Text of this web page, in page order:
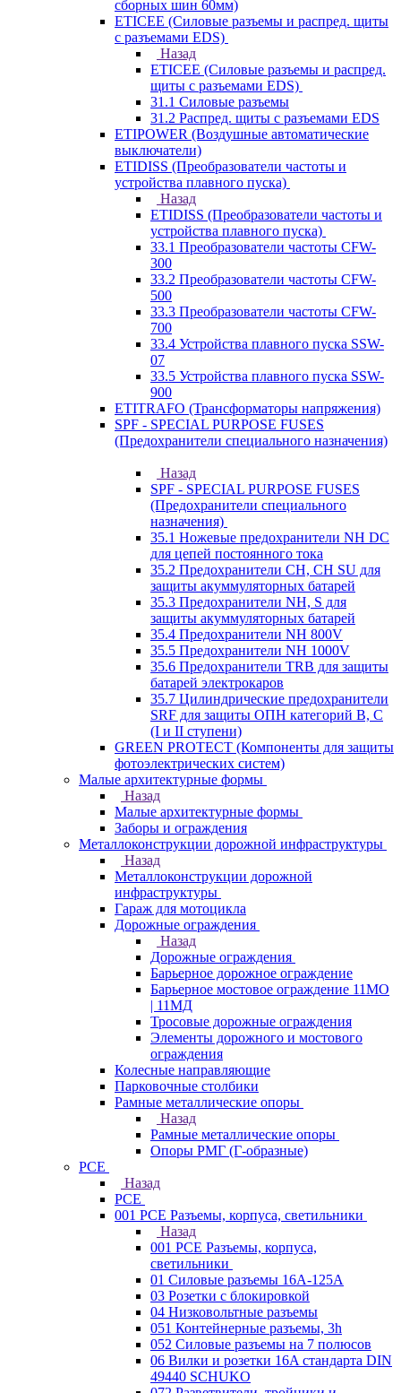
сборных шин 60мм)
ETICEE (Силовые разъемы и распред. щиты
с разъемами EDS)
Назад
ETICEE (Силовые разъемы и распред.
щиты с разъемами EDS)
31.1 Силовые разъемы
31.2 Распред. щиты с разъемами EDS
ETIPOWER (Воздушные автоматические
выключатели)
ETIDISS (Преобразователи частоты и
устройства плавного пуска)
Назад
ETIDISS (Преобразователи частоты и
устройства плавного пуска)
33.1 Преобразователи частоты CFW-
300
33.2 Преобразователи частоты CFW-
500
33.3 Преобразователи частоты CFW-
700
33.4 Устройства плавного пуска SSW-
07
33.5 Устройства плавного пуска SSW-
900
ETITRAFO (Трансформаторы напряжения)
SPF - SPECIAL PURPOSE FUSES
(Предохранители специального назначения)
Назад
SPF - SPECIAL PURPOSE FUSES
(Предохранители специального
назначения)
35.1 Ножевые предохранители NH DC
для цепей постоянного тока
35.2 Предохранители CH, CH SU для
защиты акуммуляторных батарей
35.3 Предохранители NH, S для
защиты акуммуляторных батарей
35.4 Предохранители NH 800V
35.5 Предохранители NH 1000V
35.6 Предохранители TRB для защиты
батарей электрокаров
35.7 Цилиндрические предохранители
SRF для защиты ОПН категорий B, C
(I и II ступени)
GREEN PROTECT (Компоненты для защиты
фотоэлектрических систем)
Малые архитектурные формы
Назад
Малые архитектурные формы
Заборы и ограждения
Металлоконструкции дорожной инфраструктуры
Назад
Металлоконструкции дорожной
инфраструктуры
Гараж для мотоцикла
Дорожные ограждения
Назад
Дорожные ограждения
Барьерное дорожное ограждение
Барьерное мостовое ограждение 11МО
| 11МД
Тросовые дорожные ограждения
Элементы дорожного и мостового
ограждения
Колесные направляющие
Парковочные столбики
Рамные металлические опоры
Назад
Рамные металлические опоры
Опоры РМГ (Г-образные)
PCE
Назад
PCE
001 PCE Разъемы, корпуса, светильники
Назад
001 PCE Разъемы, корпуса,
светильники
01 Силовые разъемы 16А-125А
03 Розетки с блокировкой
04 Низковольтные разъемы
051 Контейнерные разъемы, 3h
052 Силовые разъемы на 7 полюсов
06 Вилки и розетки 16A стандарта DIN
49440 SCHUKO